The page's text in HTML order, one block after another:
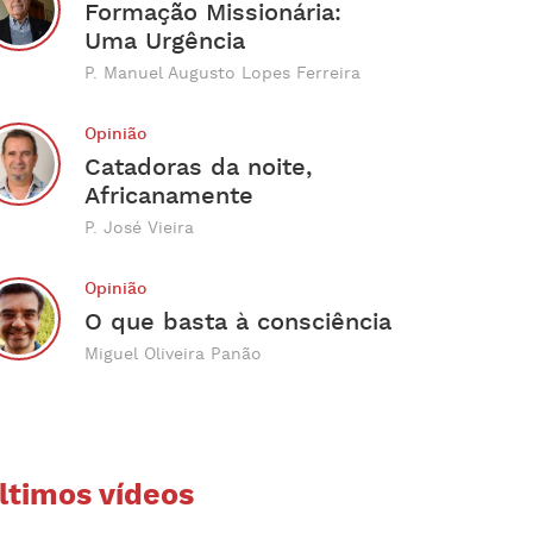
Formação Missionária:
Uma Urgência
P. Manuel Augusto Lopes Ferreira
Opinião
Catadoras da noite,
Africanamente
P. José Vieira
Opinião
O que basta à consciência
Miguel Oliveira Panão
vídeos